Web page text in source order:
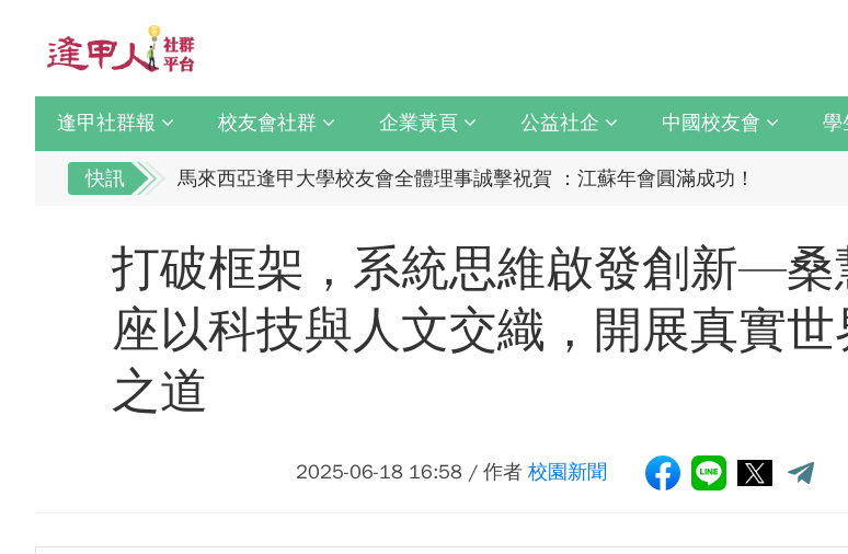
逢甲社群報 校友會社群 企業黃頁 公益社企 中國校友會 學
快訊
馬來西亞逢甲大學校友會全體理事誠擊祝賀 ：江蘇年會圓滿成功！
迎接七線齊發！逢甲領航M6大學系統與臺中捷運共同培育中臺灣捷運人才
逢甲國貿99級校友 李樺仙 學姐
【逢甲經濟人會訊】9月號出刊
114學年度系所主管會議擘畫未來教育 以「學生為中心」推動AI融入教學，
體育教學中心主任王亭文勇奪「2025 CAPA台灣公開賽」公開女雙冠軍
逢甲大學EMBA舉辦新生共善營 以「大好・共善・同樂」開啟學習新旅程
逢甲大學高承恕董事長演講【世界經濟新版圖?舊版圖?】--世界500強企業
馬來西亞逢甲大學校友會全體理事誠擊祝賀 ：江蘇年會圓滿成功！
全校社團博覽會2.0 精彩片段
迎接七線齊發！逢甲領航M6大學系統與臺中捷運共同培育中臺灣捷運人才
逢甲國貿99級校友 李樺仙 學姐
【逢甲經濟人會訊】9月號出刊
114學年度系所主管會議擘畫未來教育 以「學生為中心」推動AI融入教學，跨
逢甲大學EMBA舉辦新生共善營 以「大好・共善・同樂」開啟學習新旅程
打破框架，系統思維啟發創新—桑
座以科技與人文交織，開展真實世
之道
2025-06-18 16:58 / 作者 校園新聞